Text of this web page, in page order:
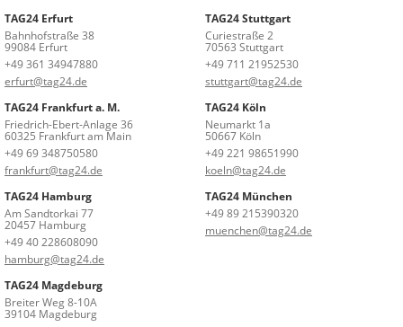
TAG24 Erfurt
Bahnhofstraße 38
99084 Erfurt
+49 361 34947880
erfurt@tag24.de
TAG24 Stuttgart
Curiestraße 2
70563 Stuttgart
+49 711 21952530
stuttgart@tag24.de
TAG24 Frankfurt a. M.
Friedrich-Ebert-Anlage 36
60325 Frankfurt am Main
+49 69 348750580
frankfurt@tag24.de
TAG24 Köln
Neumarkt 1a
50667 Köln
+49 221 98651990
koeln@tag24.de
TAG24 Hamburg
Am Sandtorkai 77
20457 Hamburg
+49 40 228608090
hamburg@tag24.de
TAG24 München
+49 89 215390320
muenchen@tag24.de
TAG24 Magdeburg
Breiter Weg 8-10A
39104 Magdeburg